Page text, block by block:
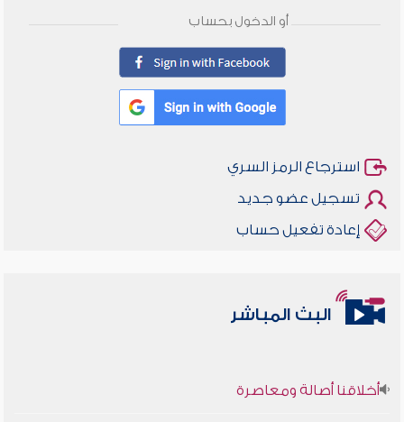
أو الدخول بحساب
استرجاع الرمز السري
تسجيل عضو جديد
إعادة تفعيل حساب
البث المباشر
أخلاقنا أصالة ومعاصرة